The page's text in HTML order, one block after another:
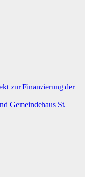
zur Finanzierung der
Gemeindehaus St.